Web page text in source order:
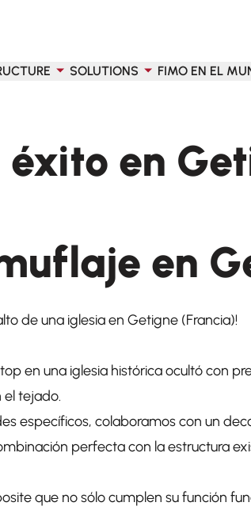
SOLUTIONS FIMO EN EL
en
en
de una iglesia en Getigne (Francia)!
en una iglesia histórica ocultó con
el tejado.
específicos, colaboramos con un
perfecta con la estructura
que no sólo cumplen su función